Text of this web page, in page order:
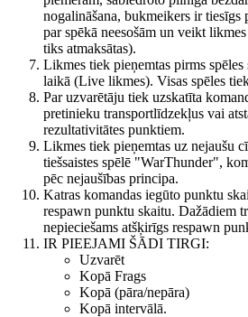
nogalināšana, bukmeikers ir tiesīgs
par spēkā neesošām un veikt
tiks atmaksātas).
Likmes tiek pieņemtas pirms spēles
laikā (Live likmes). Visas spēles
Par uzvarētāju tiek uzskatīta
pretinieku transportlīdzekļus vai
rezultativitātes punktiem.
Likmes tiek pieņemtas uz nejaušu
tiešsaistes spēlē "WarThunder",
pēc nejaušības principa.
Katras komandas iegūto punktu
respawn punktu skaitu. Dažādiem
nepieciešams atšķirīgs respawn
IR PIEEJAMI ŠĀDI TIRGI:
Uzvarēt
Kopā Frags
Kopā (pāra/nepāra)
Kopā intervālā.